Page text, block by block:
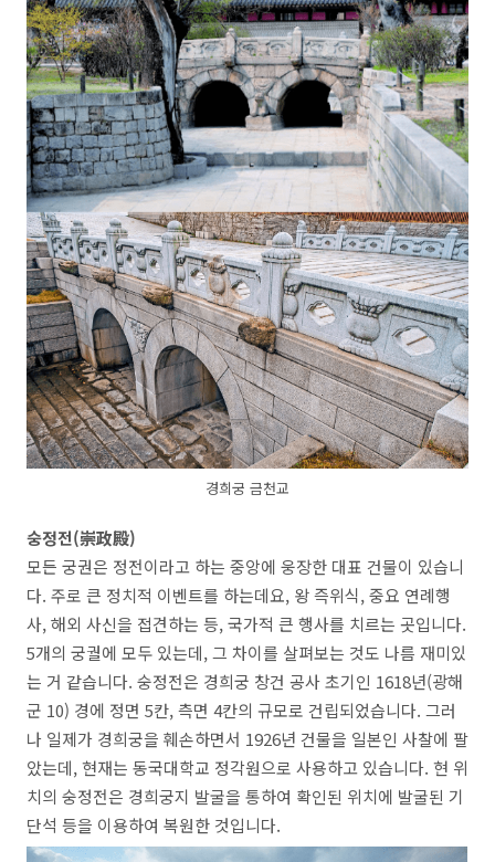
경희궁 금천교
숭정전(崇政殿)
모든 궁권은 정전이라고 하는 중앙에 웅장한 대표 건물이 있습니
다. 주로 큰 정치적 이벤트를 하는데요, 왕 즉위식, 중요 연례행
사, 해외 사신을 접견하는 등, 국가적 큰 행사를 치르는 곳입니다.
5개의 궁궐에 모두 있는데, 그 차이를 살펴보는 것도 나름 재미있
는 거 같습니다. 숭정전은 경희궁 창건 공사 초기인 1618년(광해
군 10) 경에 정면 5칸, 측면 4칸의 규모로 건립되었습니다. 그러
나 일제가 경희궁을 훼손하면서 1926년 건물을 일본인 사찰에 팔
았는데, 현재는 동국대학교 정각원으로 사용하고 있습니다. 현 위
치의 숭정전은 경희궁지 발굴을 통하여 확인된 위치에 발굴된 기
단석 등을 이용하여 복원한 것입니다.